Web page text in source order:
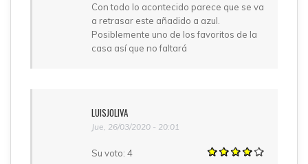
Con todo lo acontecido parece que se va
a retrasar este añadido a azul.
Posiblemente uno de los favoritos de la
casa así que no faltará
LUISJOLIVA
Jue, 26/03/2020 - 20:01
Su voto: 4